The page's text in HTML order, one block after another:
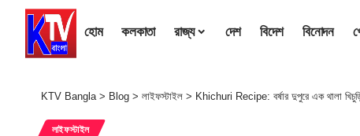
হোম কলকাতা রাজ্য দেশ বিদেশ বিনোদন
KTV Bangla> Blog > লাইফস্টাইল > Khichuri Recipe: বর্ষার দুপুরে এক থালা
লাইফস্টাইল